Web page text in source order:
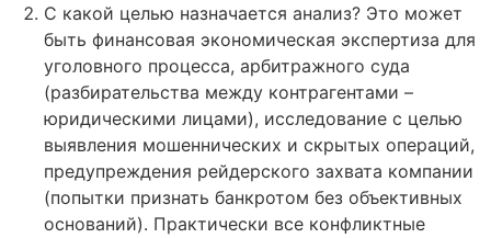
С какой целью назначается анализ? Это может
быть финансовая экономическая экспертиза для
уголовного процесса, арбитражного суда
(разбирательства между контрагентами –
юридическими лицами), исследование с целью
выявления мошеннических и скрытых операций,
предупреждения рейдерского захвата компании
(попытки признать банкротом без объективных
оснований). Практически все конфликтные